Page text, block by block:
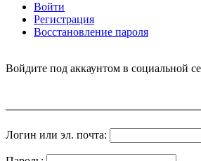
Войти
Регистрация
Восстановление пароля
Войдите под аккаунтом в социальной
Логин или эл. почта: